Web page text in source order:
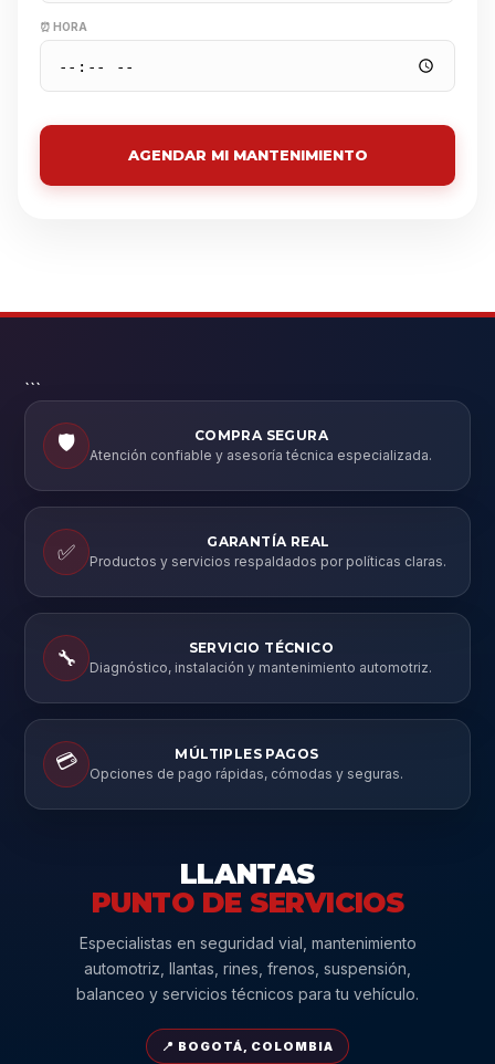
⏰ HORA
AGENDAR MI MANTENIMIENTO
```
🛡️
COMPRA SEGURA
Atención confiable y asesoría técnica especializada.
✅
GARANTÍA REAL
Productos y servicios respaldados por políticas claras.
🔧
SERVICIO TÉCNICO
Diagnóstico, instalación y mantenimiento automotriz.
💳
MÚLTIPLES PAGOS
Opciones de pago rápidas, cómodas y seguras.
LLANTAS
PUNTO DE SERVICIOS
Especialistas en seguridad vial, mantenimiento
automotriz, llantas, rines, frenos, suspensión,
balanceo y servicios técnicos para tu vehículo.
📍 BOGOTÁ, COLOMBIA